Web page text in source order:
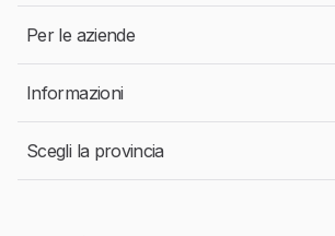
Per le aziende
Informazioni
Scegli la provincia